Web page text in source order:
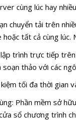
cùng lúc hay
chuyển tải trên
tất cả cùng
trình trực tiếp
thảo với các
tối đa thời gian
Phần mềm sở
sổ chương trình